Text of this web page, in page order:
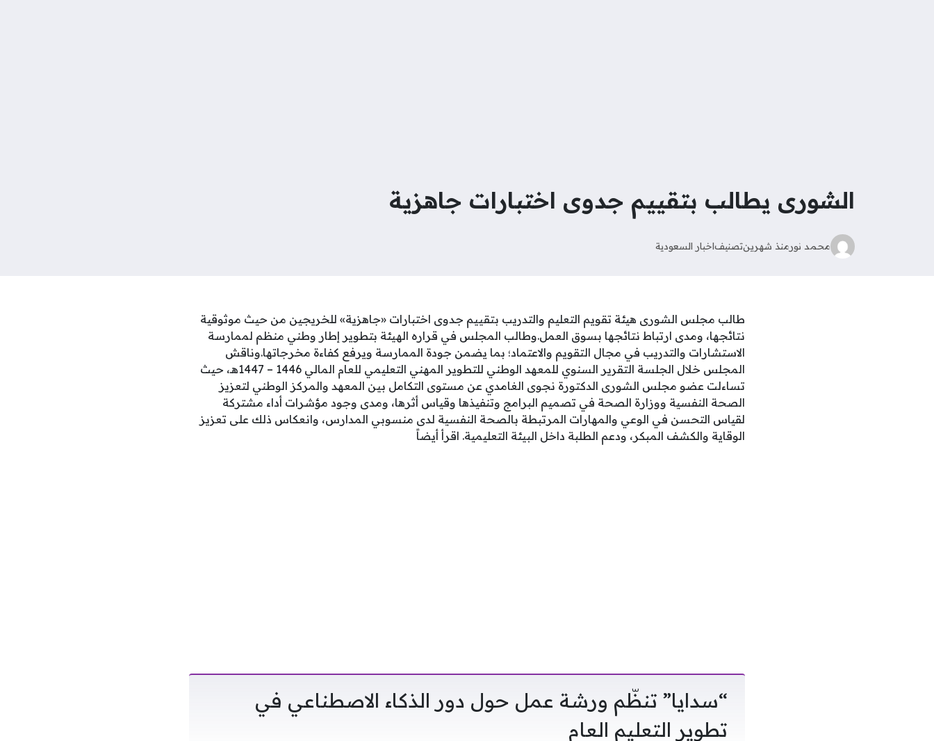
الشورى يطالب بتقييم جدوى اختبارات جاهزية
محمد نورمنذ شهرينتصنيفاخبار السعودية
طالب مجلس الشورى هيئة تقويم التعليم والتدريب بتقييم جدوى اختبارات «جاهزية» للخريجين من حيث موثوقية
نتائجها، ومدى ارتباط نتائجها بسوق العمل.وطالب المجلس في قراره الهيئة بتطوير إطار وطني منظم لممارسة
الاستشارات والتدريب في مجال التقويم والاعتماد؛ بما يضمن جودة الممارسة ويرفع كفاءة مخرجاتها.وناقش
المجلس خلال الجلسة التقرير السنوي للمعهد الوطني للتطوير المهني التعليمي للعام المالي 1446 – 1447هـ، حيث
تساءلت عضو مجلس الشورى الدكتورة نجوى الغامدي عن مستوى التكامل بين المعهد والمركز الوطني لتعزيز
الصحة النفسية ووزارة الصحة في تصميم البرامج وتنفيذها وقياس أثرها، ومدى وجود مؤشرات أداء مشتركة
لقياس التحسن في الوعي والمهارات المرتبطة بالصحة النفسية لدى منسوبي المدارس، وانعكاس ذلك على تعزيز
الوقاية والكشف المبكر، ودعم الطلبة داخل البيئة التعليمية. اقرأ أيضاً
“سدايا” تنظّم ورشة عمل حول دور الذكاء الاصطناعي في
تطوير التعليم العام